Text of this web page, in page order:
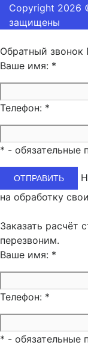
Copyright 2026
защищены
Обратный звонок
Ваше имя: *
Телефон: *
* - обязательные
на обработку
Заказать расчёт
перезвоним.
Ваше имя: *
Телефон: *
* - обязательные